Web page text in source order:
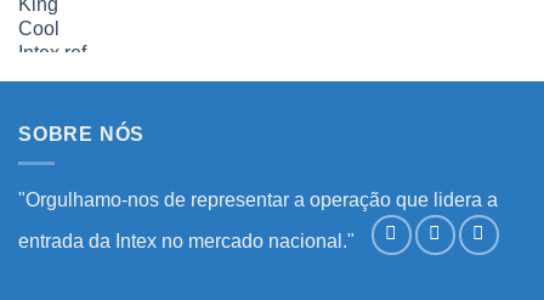
SOBRE NÓS
"Orgulhamo-nos de representar a operação que lidera a
entrada da Intex no mercado nacional."